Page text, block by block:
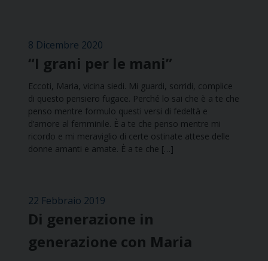
8 Dicembre 2020
“I grani per le mani”
Eccoti, Maria, vicina siedi. Mi guardi, sorridi, complice
di questo pensiero fugace. Perché lo sai che è a te che
penso mentre formulo questi versi di fedeltà e
d’amore al femminile. È a te che penso mentre mi
ricordo e mi meraviglio di certe ostinate attese delle
donne amanti e amate. È a te che […]
22 Febbraio 2019
Di generazione in
generazione con Maria